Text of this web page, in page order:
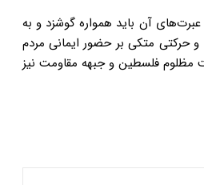
آن باید همواره گوشزد و به
دی ۱۳۸۸ یکی از قله‌های فراموش نشدنی و حرکتی متکی بر حضور ایمانی مردم
مظلوم فلسطین و جبهه مقاومت نیز